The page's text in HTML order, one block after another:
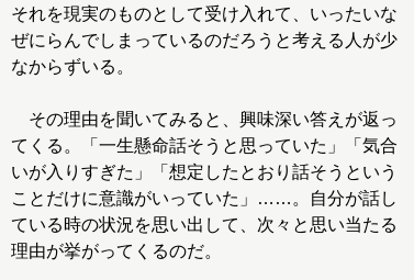
それを現実のものとして受け入れて、いったいな
ぜにらんでしまっているのだろうと考える人が少
なからずいる。
その理由を聞いてみると、興味深い答えが返っ
てくる。「一生懸命話そうと思っていた」「気合
いが入りすぎた」「想定したとおり話そうという
ことだけに意識がいっていた」……。自分が話し
ている時の状況を思い出して、次々と思い当たる
理由が挙がってくるのだ。